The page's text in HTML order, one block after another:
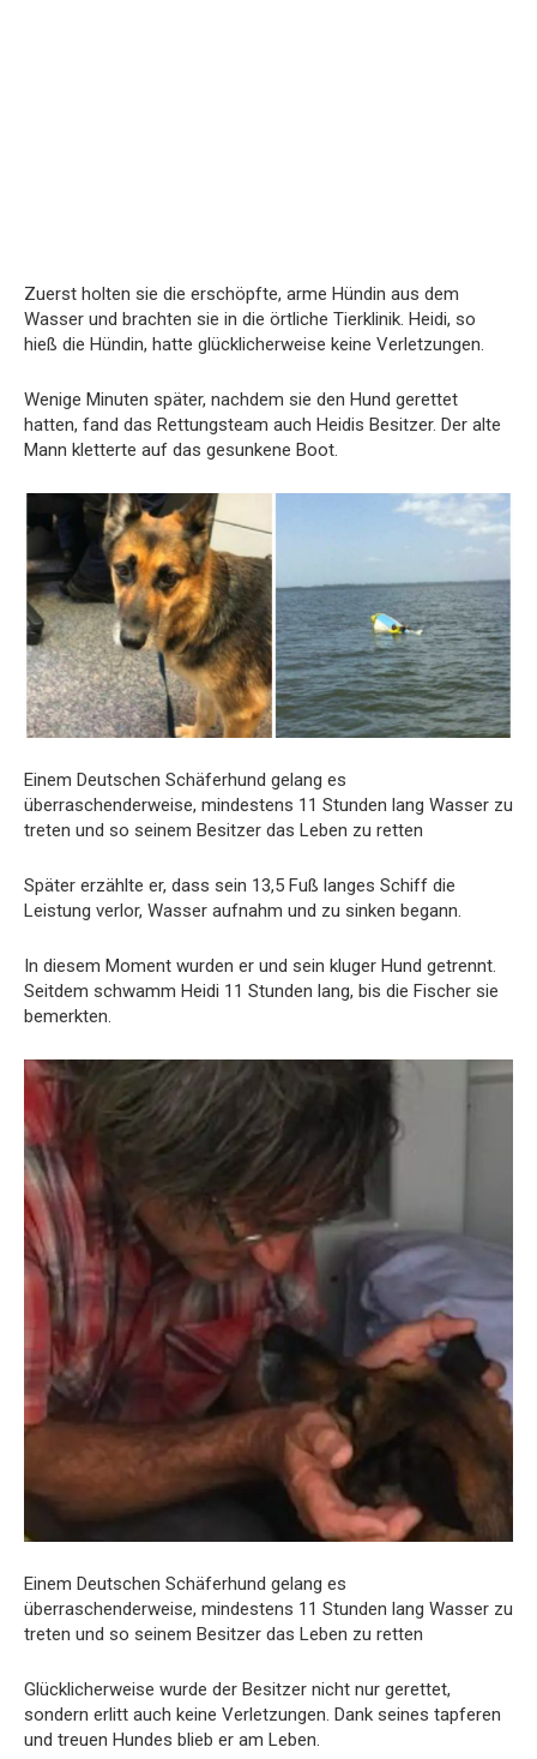
Zuerst holten sie die erschöpfte, arme Hündin aus dem
Wasser und brachten sie in die örtliche Tierklinik. Heidi, so
hieß die Hündin, hatte glücklicherweise keine Verletzungen.
Wenige Minuten später, nachdem sie den Hund gerettet
hatten, fand das Rettungsteam auch Heidis Besitzer. Der alte
Mann kletterte auf das gesunkene Boot.
Einem Deutschen Schäferhund gelang es
überraschenderweise, mindestens 11 Stunden lang Wasser zu
treten und so seinem Besitzer das Leben zu retten
Später erzählte er, dass sein 13,5 Fuß langes Schiff die
Leistung verlor, Wasser aufnahm und zu sinken begann.
In diesem Moment wurden er und sein kluger Hund getrennt.
Seitdem schwamm Heidi 11 Stunden lang, bis die Fischer sie
bemerkten.
Einem Deutschen Schäferhund gelang es
überraschenderweise, mindestens 11 Stunden lang Wasser zu
treten und so seinem Besitzer das Leben zu retten
Glücklicherweise wurde der Besitzer nicht nur gerettet,
sondern erlitt auch keine Verletzungen. Dank seines tapferen
und treuen Hundes blieb er am Leben.